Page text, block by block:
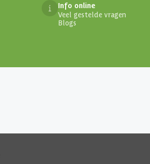
Info online
Veel gestelde vragen
Blogs